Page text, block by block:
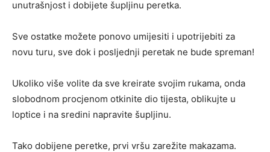
unutrašnjost i dobijete šupljinu peretka.
Sve ostatke možete ponovo umijesiti i upotrijebiti za
novu turu, sve dok i posljednji peretak ne bude spreman!
Ukoliko više volite da sve kreirate svojim rukama, onda
slobodnom procjenom otkinite dio tijesta, oblikujte u
loptice i na sredini napravite šupljinu.
Tako dobijene peretke, prvi vršu zarežite makazama.